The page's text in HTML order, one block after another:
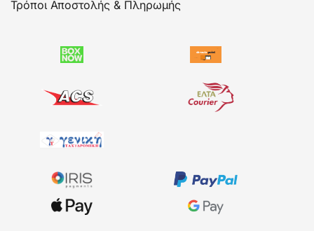
Τρόποι Αποστολής & Πληρωμής